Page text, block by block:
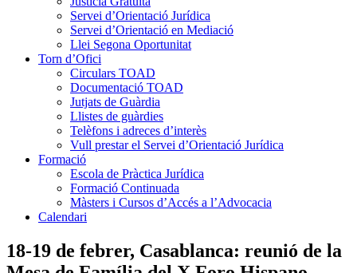
Servei d’Orientació Jurídica
Servei d’Orientació en Mediació
Llei Segona Oportunitat
Torn d’Ofici
Circulars TOAD
Documentació TOAD
Jutjats de Guàrdia
Llistes de guàrdies
Telèfons i adreces d’interès
Vull prestar el Servei d’Orientació Jurídica
Formació
Escola de Pràctica Jurídica
Formació Continuada
Màsters i Cursos d’Accés a l’Advocacia
Calendari
18-19 de febrer, Casablanca: reunió de la